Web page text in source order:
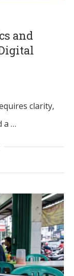
and
clarity,
a …